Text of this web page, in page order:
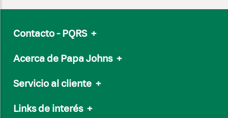
Contacto - PQRS +
Email
servicioalcliente@papajohns.com.co
(601) 7050505
Whatsapp: 315 602 0554
Acerca de Papa Johns +
Nuestra marca
Papa Johns internacional
Servicio al cliente +
Soporte vía Whatsapp
Links de interés +